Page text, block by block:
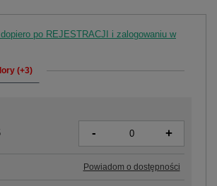
po REJESTRACJI i zalogowaniu w
(+3)
- +
Powiadom o dostępności